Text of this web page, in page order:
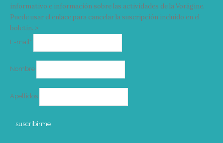
informativo e información sobre las actividades de la Vorágine.
Puede usar el enlace para cancelar la suscripción incluido en el
boletín. >
E-mail*
Nombre
Apellidos